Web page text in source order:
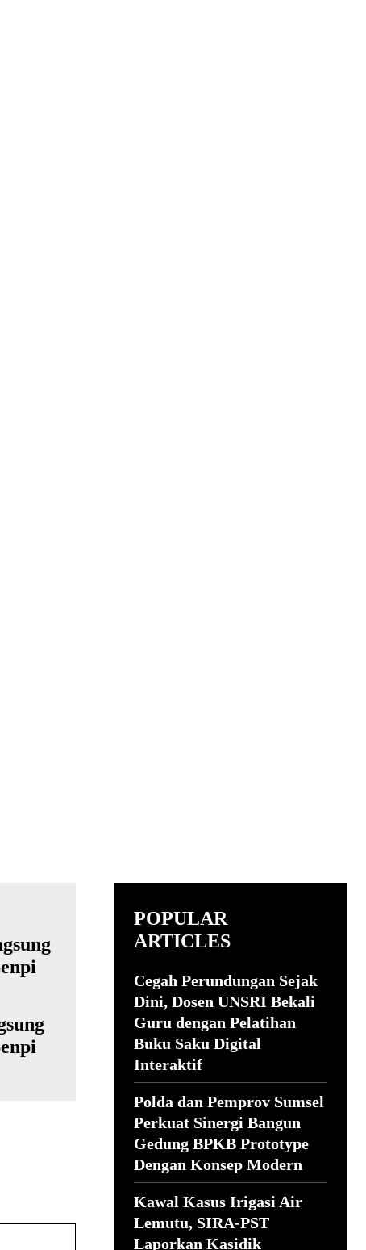
POPULAR
ARTICLES
Cegah Perundungan Sejak
Dini, Dosen UNSRI Bekali
Guru dengan Pelatihan
Buku Saku Digital
Interaktif
Polda dan Pemprov Sumsel
Perkuat Sinergi Bangun
Gedung BPKB Prototype
Dengan Konsep Modern
Kawal Kasus Irigasi Air
Lemutu, SIRA-PST
Laporkan Kasidik